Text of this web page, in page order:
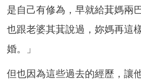
是自己有修為，早就給萁媽兩
也跟老婆其萁說過，妳媽再這
婚。」
但也因為這些過去的經歷，讓